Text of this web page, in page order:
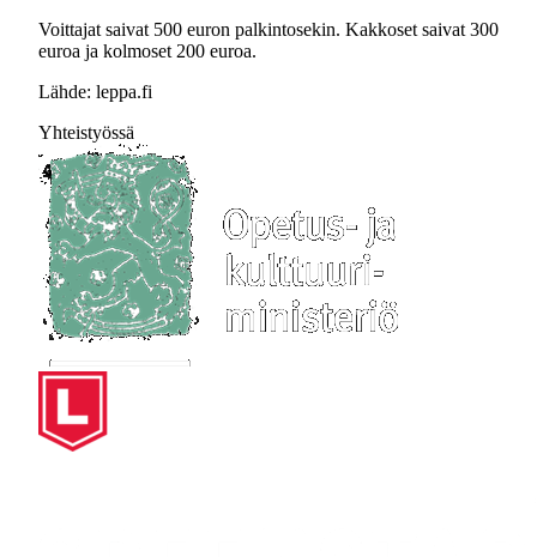
Voittajat saivat 500 euron palkintosekin. Kakkoset saivat 300
euroa ja kolmoset 200 euroa.
Lähde: leppa.fi
Yhteistyössä